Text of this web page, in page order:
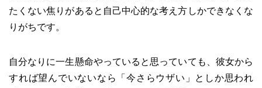
たくない焦りがあると自己中心的な考え方しかできなくな
りがちです。
自分なりに一生懸命やっていると思っていても、彼女から
すれば望んでいないなら「今さらウザい」としか思われ